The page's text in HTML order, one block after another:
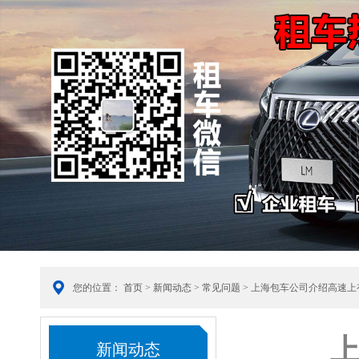
您的位置： 首页 > 新闻动态 > 常见问题 > 上海包车公司介绍高速
新闻动态